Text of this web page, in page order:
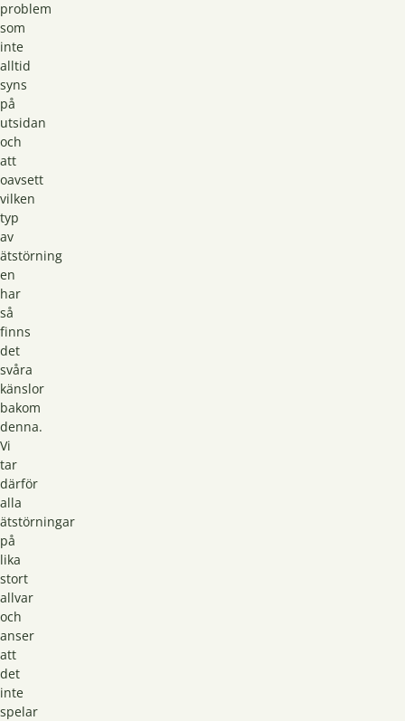
problem
som
inte
alltid
syns
på
utsidan
och
att
oavsett
vilken
typ
av
ätstörning
en
har
så
finns
det
svåra
känslor
bakom
denna.
Vi
tar
därför
alla
ätstörningar
på
lika
stort
allvar
och
anser
att
det
inte
spelar